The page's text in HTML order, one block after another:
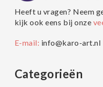
Heeft u vragen? Neem
kijk ook eens bij onze
E-mail: info@karo-art.nl
Categorieën